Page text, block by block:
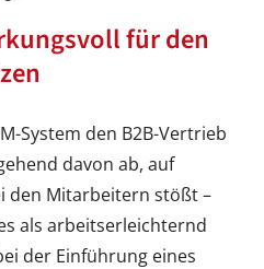
für den
System den B2B-Vertrieb
davon ab, auf
den Mitarbeitern stößt –
als arbeitserleichternd
der Einführung eines